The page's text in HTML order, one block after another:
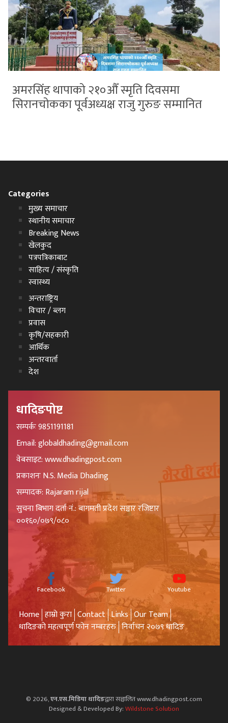
अमरसिंह थापाको २१०औँ स्मृति दिवसमा
सिरानचोकका पूर्वअध्यक्ष राजु गुरुङ सम्मानित
Categories
मुख्य समाचार
स्थानीय समाचार
Breaking News
खेलकुद
पत्रपत्रिकाबाट
साहित्य / संस्कृति
स्वास्थ्य
अन्तराष्ट्रिय
विचार / ब्लग
प्रवास
कृषि/सहकारी
आर्थिक
अन्तरवार्ता
देश
धादिङपोष्ट
सम्पर्कः 9851191181
Email: globaldhading@gmail.com
वेबसाइट: www.dhadingpost.com
प्रकाशनः N.S. Media Dhading
सम्पादक: Rajaram rijal
सुचना बिभाग दर्ता नं.: बागमती प्रदेश सञ्चार रजिष्टार
००१६०/०७९/०८०
Facebook Twitter Youtube
Home हाम्रो कुरा Contact Links Our Team
धादिङको महत्वपूर्ण फोन नम्बरहरु निर्वाचन २०७९ धादिङ
© 2026,एन.एस.मिडिया धादिङद्वारा सञ्चालित www.dhadingpost.com
Designed & Developed By:Wildstone Solution